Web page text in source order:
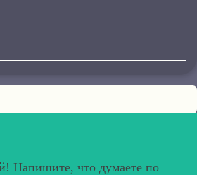
Напишите, что думаете по